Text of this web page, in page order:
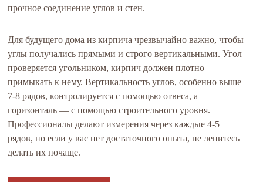
прочное соединение углов и стен.
Для будущего дома из кирпича чрезвычайно важно, чтобы
углы получались прямыми и строго вертикальными. Угол
проверяется угольником, кирпич должен плотно
примыкать к нему. Вертикальность углов, особенно выше
7-8 рядов, контролируется с помощью отвеса, а
горизонталь — с помощью строительного уровня.
Профессионалы делают измерения через каждые 4-5
рядов, но если у вас нет достаточного опыта, не ленитесь
делать их почаще.